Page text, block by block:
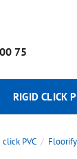
75
RIGID CLICK
click PVC Floorify